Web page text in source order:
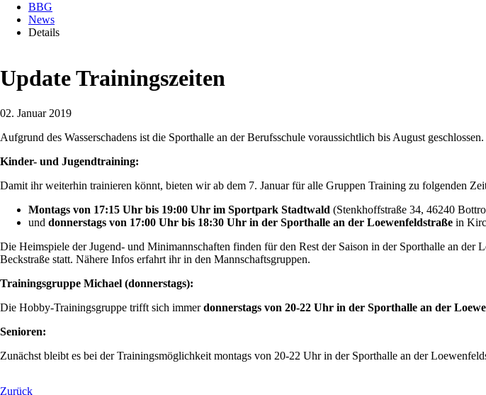
BBG
News
Details
Update Trainingszeiten
02. Januar 2019
Aufgrund des Wasserschadens ist die Sporthalle an der Berufsschule voraussichtlich bis August geschlossen.
Kinder- und Jugendtraining:
Damit ihr weiterhin trainieren könnt, bieten wir ab dem 7. Januar für alle Gruppen Training zu folgenden
Montags von 17:15 Uhr bis 19:00 Uhr im Sportpark Stadtwald (Stenkhoffstraße 34, 46240
und donnerstags von 17:00 Uhr bis 18:30 Uhr in der Sporthalle an der Loewenfeldstraße in
Die Heimspiele der Jugend- und Minimannschaften finden für den Rest der Saison in der Sporthalle an
Beckstraße statt. Nähere Infos erfahrt ihr in den Mannschaftsgruppen.
Trainingsgruppe Michael (donnerstags):
Die Hobby-Trainingsgruppe trifft sich immerdonnerstags von 20-22 Uhr in der Sporthalle an der
Senioren:
Zunächst bleibt es bei der Trainingsmöglichkeit montags von 20-22 Uhr in der Sporthalle an der
Zurück